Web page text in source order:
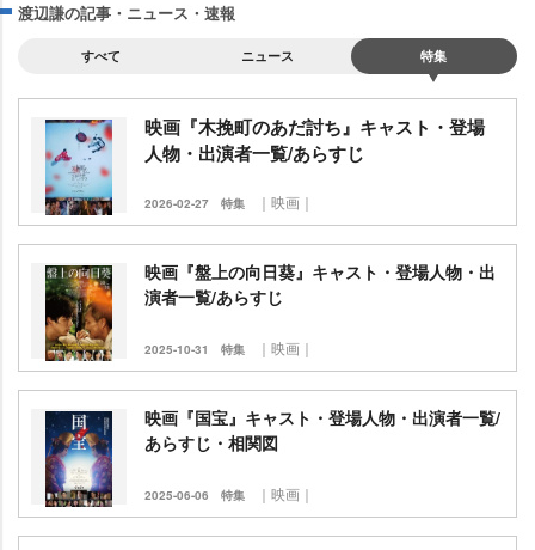
渡辺謙の記事・ニュース・速報
すべて ニュース 特集
映画『木挽町のあだ討ち』キャスト・登場
人物・出演者一覧/あらすじ
2026-02-27 特集 ｜映画｜
映画『盤上の向日葵』キャスト・登場人物・出
演者一覧/あらすじ
2025-10-31 特集 ｜映画｜
映画『国宝』キャスト・登場人物・出演者一覧/
あらすじ・相関図
2025-06-06 特集 ｜映画｜